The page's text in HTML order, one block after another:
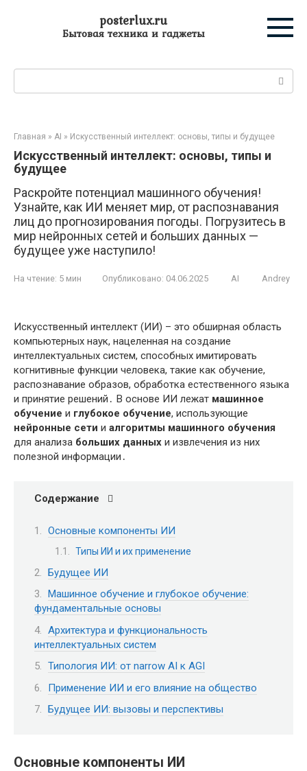
posterlux.ru
Бытовая техника и гаджеты
Главная » AI » Искусственный интеллект: основы, типы и будущее
Искусственный интеллект: основы, типы и
будущее
Раскройте потенциал машинного обучения!
Узнайте, как ИИ меняет мир, от распознавания
лиц до прогнозирования погоды. Погрузитесь в
мир нейронных сетей и больших данных —
будущее уже наступило!
На чтение: 5 мин Опубликовано: 04.06.2025 AI Andrey
Искусственный интеллект (ИИ) – это обширная область
компьютерных наук, нацеленная на создание
интеллектуальных систем, способных имитировать
когнитивные функции человека, такие как обучение,
распознавание образов, обработка естественного языка
и принятие решений․ В основе ИИ лежат машинное
обучение и глубокое обучение, использующие
нейронные сети и алгоритмы машинного обучения
для анализа больших данных и извлечения из них
полезной информации․
Содержание
Основные компоненты ИИ
Типы ИИ и их применение
Будущее ИИ
Машинное обучение и глубокое обучение:
фундаментальные основы
Архитектура и функциональность
интеллектуальных систем
Типология ИИ: от narrow AI к AGI
Применение ИИ и его влияние на общество
Будущее ИИ: вызовы и перспективы
Основные компоненты ИИ